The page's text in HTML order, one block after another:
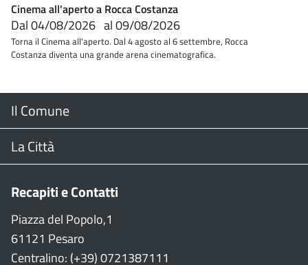
Cinema all'aperto a Rocca Costanza
Dal04/08/2026 al09/08/2026
Torna il Cinema all'aperto. Dal 4 agosto al 6 settembre, Rocca
Costanza diventa una grande arena cinematografica.
Menu
Footer
Il Comune
Il Sindaco
Consiglio Comunale
CON
La Città
Web Cam
Stradario
WiFi
Recapiti e Contatti
Piazza del Popolo,1
61121 Pesaro
Centralino: (+39) 0721387111